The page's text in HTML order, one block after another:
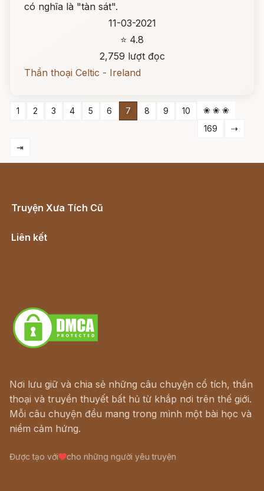
có nghĩa là "tàn sát".
11-03-2021
⭐ 4.8
2,759 lượt đọc
Thần thoại Celtic - Ireland
1 2 3 4 5 6 7 8 9 10
❀ ❀ ❀
169
⇢
⇥
Truyện Xưa Tích Cũ
Liên kết
Nơi lưu giữ và chia sẻ những câu chuyện cổ tích, thần
thoại và truyền thuyết bất hủ từ khắp nơi trên thế giới.
Mỗi câu chuyện đều mang trong mình một bài học và
niềm cảm hứng.
Được tạo với cho những người yêu truyện